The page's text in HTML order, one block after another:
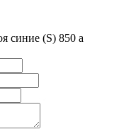
синие (S) 850 a